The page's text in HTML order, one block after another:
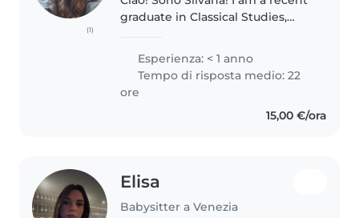
(1)
graduate in Classical Studies,
passion with a positive attitude,
determination, and competence.
I have a love for literature,..
Esperienza: < 1 anno
Tempo di risposta medio: 22
ore
15,00 €/ora
Elisa
Babysitter a Venezia